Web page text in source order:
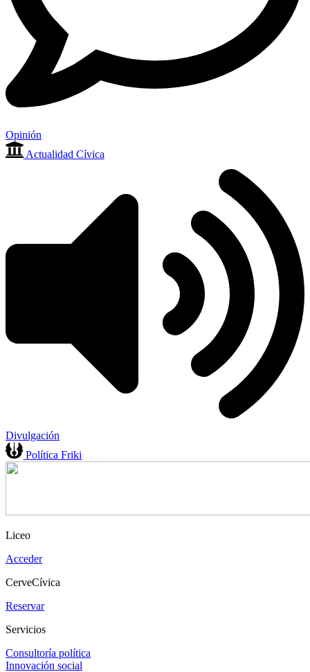
Opinión
Actualidad Cívica
Divulgación
Política Friki
Liceo
Acceder
CerveCívica
Reservar
Servicios
Consultoría política
Innovación social